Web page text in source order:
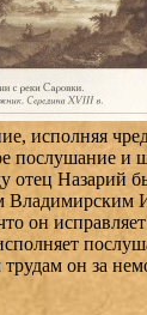
исполняя
послушание и
отец Назарий
он
трудам он за